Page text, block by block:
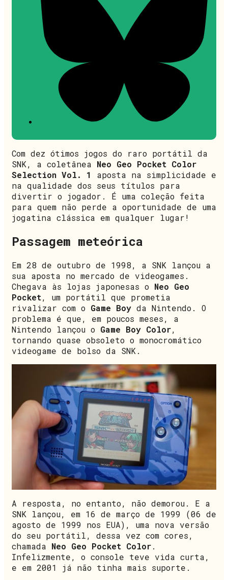
Com dez ótimos jogos do raro portátil da
SNK, a coletânea Neo Geo Pocket Color
Selection Vol. 1
aposta na simplicidade e
na qualidade dos seus títulos para
divertir o jogador. É uma coleção feita
para quem não perde a oportunidade de uma
jogatina clássica em qualquer lugar!
Passagem meteórica
Em 28 de outubro de 1998, a SNK lançou a
sua aposta no mercado de videogames.
Chegava às lojas japonesas o Neo Geo
Pocket, um portátil que prometia
rivalizar com o Game Boy da Nintendo. O
problema é que, em poucos meses, a
Nintendo lançou o Game Boy Color,
tornando quase obsoleto o monocromático
videogame de bolso da SNK.
A resposta, no entanto, não demorou. E a
SNK lançou, em 16 de março de 1999 (06 de
agosto de 1999 nos EUA), uma nova versão
do seu portátil, dessa vez com cores,
chamada Neo Geo Pocket Color.
Infelizmente, o console teve vida curta,
e em 2001 já não tinha mais suporte.